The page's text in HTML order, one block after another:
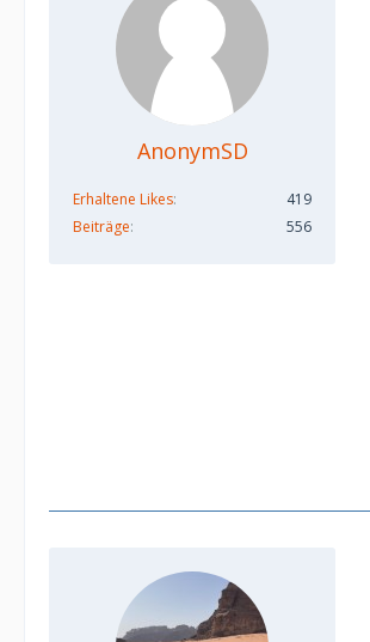
AnonymSD
Erhaltene Likes
419
Beiträge
556